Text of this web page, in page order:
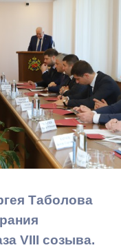
Таболова
VIII созыва.